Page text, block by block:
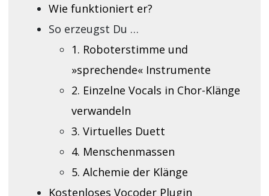
Wie funktioniert er?
So erzeugst Du …
1. Roboterstimme und
»sprechende« Instrumente
2. Einzelne Vocals in Chor-Klänge
verwandeln
3. Virtuelles Duett
4. Menschenmassen
5. Alchemie der Klänge
Kostenloses Vocoder Plugin